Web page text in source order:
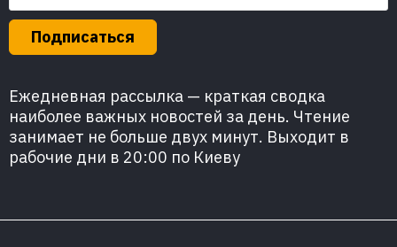
Подписаться
Ежедневная рассылка — краткая сводка
наиболее важных новостей за день. Чтение
занимает не больше двух минут. Выходит в
рабочие дни в 20:00 по Киеву